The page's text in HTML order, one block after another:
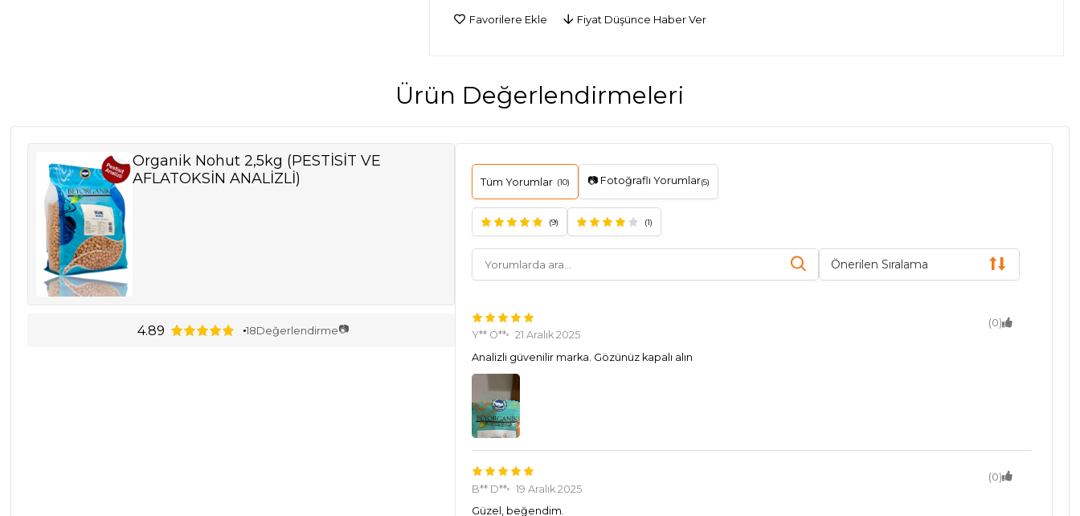
Favorilere Ekle Fiyat Düşünce Haber Ver
Ürün Değerlendirmeleri
Organik Nohut 2,5kg (PESTİSİT VE
AFLATOKSİN ANALİZLİ)
4.89 18Değerlendirme📷
Tüm Yorumlar (10) 📷 Fotoğraflı Yorumlar(5)
(9) (1)
Önerilen Sıralama
(0)
Y** Ö**
21 Aralık 2025
Analizli güvenilir marka. Gözünüz kapalı alın
(0)
B** D**
19 Aralık 2025
Güzel, beğendim.